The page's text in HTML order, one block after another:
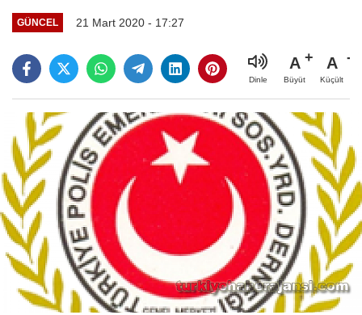
GÜNCEL 21 Mart 2020 - 17:27
Dinle
A
Büyüt
A
Küçült